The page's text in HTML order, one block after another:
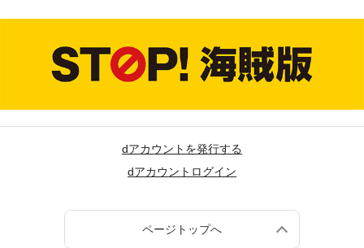
dアカウントを発行する
dアカウントログイン
ページトップへ